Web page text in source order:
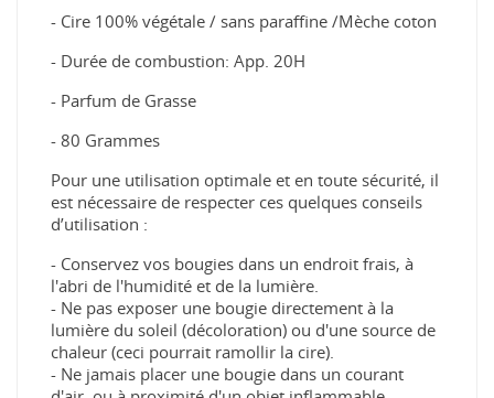
- Cire 100% végétale / sans paraffine /Mèche coton
- Durée de combustion: App. 20H
- Parfum de Grasse
- 80 Grammes
Pour une utilisation optimale et en toute sécurité, il
est nécessaire de respecter ces quelques conseils
d’utilisation :
- Conservez vos bougies dans un endroit frais, à
l'abri de l'humidité et de la lumière.
- Ne pas exposer une bougie directement à la
lumière du soleil (décoloration) ou d'une source de
chaleur (ceci pourrait ramollir la cire).
- Ne jamais placer une bougie dans un courant